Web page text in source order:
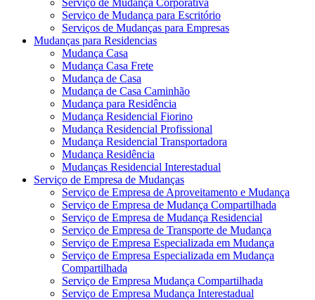
Serviço de Mudança Corporativa
Serviço de Mudança para Escritório
Serviços de Mudanças para Empresas
Mudanças para Residencias
Mudança Casa
Mudança Casa Frete
Mudança de Casa
Mudança de Casa Caminhão
Mudança para Residência
Mudança Residencial Fiorino
Mudança Residencial Profissional
Mudança Residencial Transportadora
Mudança Residência
Mudanças Residencial Interestadual
Serviço de Empresa de Mudanças
Serviço de Empresa de Aproveitamento e Mudança
Serviço de Empresa de Mudança Compartilhada
Serviço de Empresa de Mudança Residencial
Serviço de Empresa de Transporte de Mudança
Serviço de Empresa Especializada em Mudança
Serviço de Empresa Especializada em Mudança
Compartilhada
Serviço de Empresa Mudança Compartilhada
Serviço de Empresa Mudança Interestadual